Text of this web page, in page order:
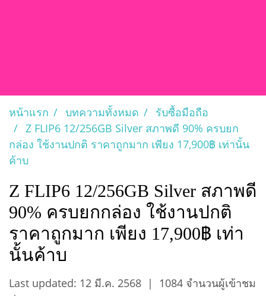
หน้าแรก บทความทั้งหมด
รับซื้อมือถือ
Z FLIP6 12/256GB Silver สภาพดี 90% ครบยก
กล่อง ใช้งานปกติ ราคาถูกมาก เพียง 17,900฿ เท่านั้น
ค้าบ
Z FLIP6 12/256GB Silver สภาพดี
90% ครบยกกล่อง ใช้งานปกติ
ราคาถูกมาก เพียง 17,900฿ เท่า
นั้นค้าบ
Last updated: 12 มี.ค. 2568 |
1084 จำนวนผู้เข้าชม